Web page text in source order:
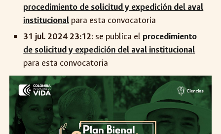
procedimiento de solicitud y expedición del aval
institucional para esta convocatoria
31 jul. 2024 23:12: se publica el procedimiento
de solicitud y expedición del aval institucional
para esta convocatoria